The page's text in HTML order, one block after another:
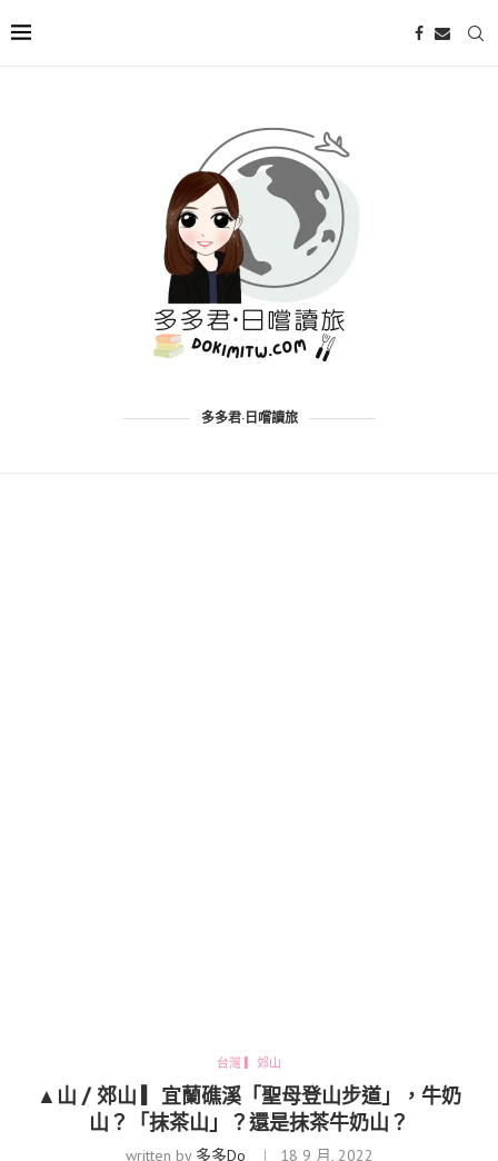
多多君·日嚐讀旅
台灣 ▎郊山
▲山 / 郊山 ▎宜蘭礁溪「聖母登山步道」，牛奶
山？「抹茶山」？還是抹茶牛奶山？
written by 多多Do 18 9 月, 2022